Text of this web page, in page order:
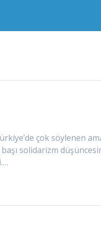
çok söylenen
solidarizm